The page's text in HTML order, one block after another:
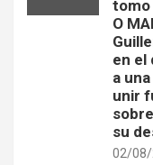
tomo
O
en el
a
unir
su
02/08/